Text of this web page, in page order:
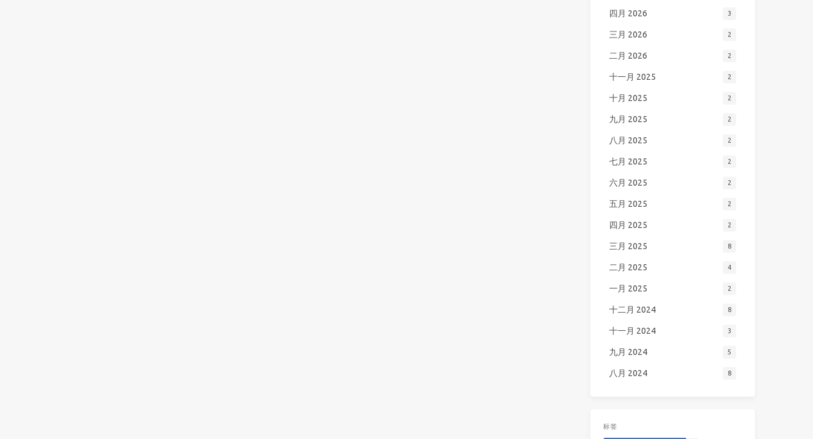
四月 2026 3
三月 2026 2
二月 2026 2
十一月 2025 2
十月 2025 2
九月 2025 2
八月 2025 2
七月 2025 2
六月 2025 2
五月 2025 2
四月 2025 2
三月 2025 8
二月 2025 4
一月 2025 2
十二月 2024 8
十一月 2024 3
九月 2024 5
八月 2024 8
标签